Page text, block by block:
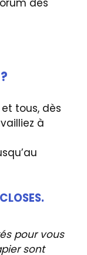
des
tous, dès
à
pour vous
sont